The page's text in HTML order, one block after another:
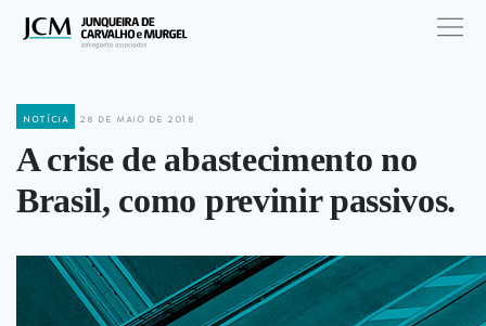
notícia 28 de maio de 2018
A crise de abastecimento no
Brasil, como previnir passivos.